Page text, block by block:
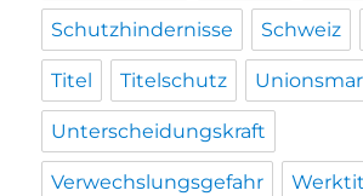
Schutzhindernisse Schweiz
Titel Titelschutz
Unterscheidungskraft
Verwechslungsgefahr